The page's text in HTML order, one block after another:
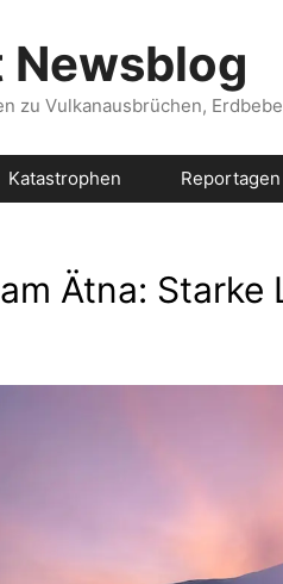
Newsblog
zu Vulkanausbrüchen,
Katastrophen Reportagen
Ätna: